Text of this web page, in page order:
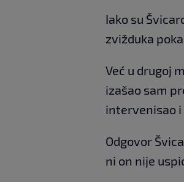
Iako su
zvižduka
Već u drugoj
izašao sam
intervenisao i
Odgovor
ni on nije